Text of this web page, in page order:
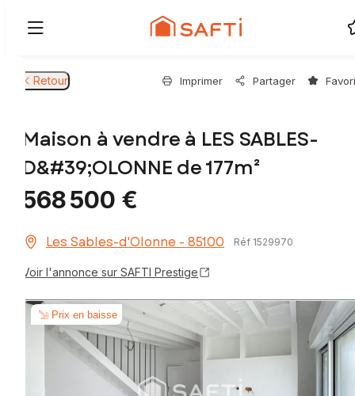
Retour Imprimer Partager
Maison à vendre à LES SABLES-
D&#39;OLONNE de 177m²
568 500 €
Les Sables-d'Olonne - 85100 Réf 1529970
Voir l'annonce sur SAFTI Prestige
Prix en baisse